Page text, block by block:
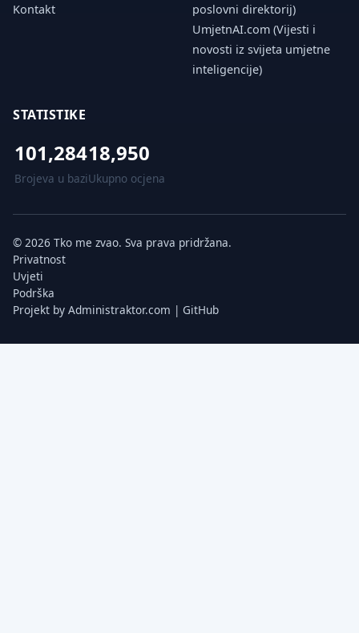
Kontakt
poslovni direktorij)
UmjetnAI.com (Vijesti i
novosti iz svijeta umjetne
inteligencije)
STATISTIKE
101,284
Brojeva u bazi
18,950
Ukupno ocjena
© 2026 Tko me zvao. Sva prava pridržana.
Privatnost
Uvjeti
Podrška
Projekt by Administraktor.com | GitHub